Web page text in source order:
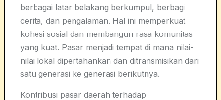
berbagai latar belakang berkumpul, berbagi
cerita, dan pengalaman. Hal ini memperkuat
kohesi sosial dan membangun rasa komunitas
yang kuat. Pasar menjadi tempat di mana nilai-
nilai lokal dipertahankan dan ditransmisikan dari
satu generasi ke generasi berikutnya.
Kontribusi pasar daerah terhadap